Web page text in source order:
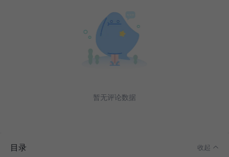
暂无评论数据
目录 收起